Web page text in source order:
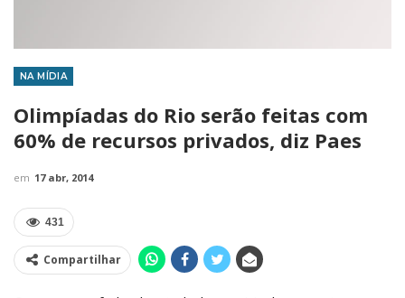
NA MÍDIA
Olimpíadas do Rio serão feitas com
60% de recursos privados, diz Paes
em 17 abr, 2014
431
Compartilhar